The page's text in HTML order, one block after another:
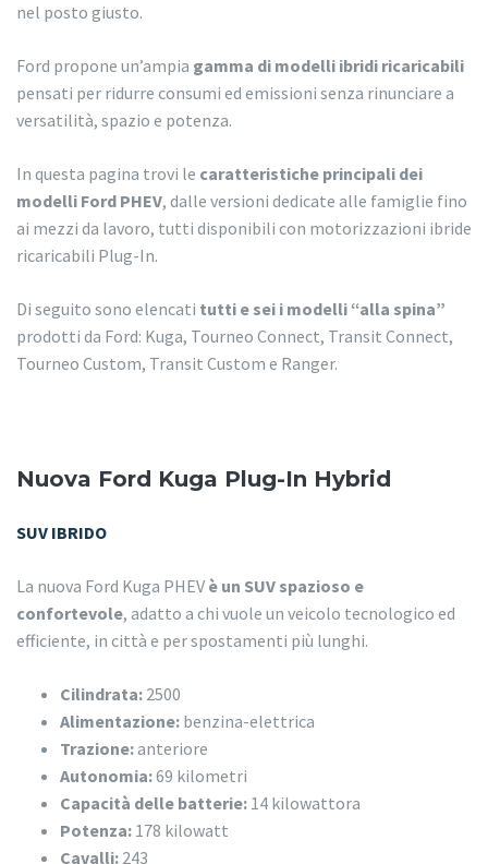
nel posto giusto.
Ford propone un’ampia gamma di modelli ibridi ricaricabili
pensati per ridurre consumi ed emissioni senza rinunciare a
versatilità, spazio e potenza.
In questa pagina trovi le caratteristiche principali dei
modelli Ford PHEV, dalle versioni dedicate alle famiglie fino
ai mezzi da lavoro, tutti disponibili con motorizzazioni ibride
ricaricabili Plug-In.
Di seguito sono elencati tutti e sei i modelli “alla spina”
prodotti da Ford: Kuga, Tourneo Connect, Transit Connect,
Tourneo Custom, Transit Custom e Ranger.
Nuova Ford Kuga Plug-In Hybrid
SUV IBRIDO
La nuova Ford Kuga PHEV è un SUV spazioso e
confortevole, adatto a chi vuole un veicolo tecnologico ed
efficiente, in città e per spostamenti più lunghi.
Cilindrata: 2500
Alimentazione: benzina-elettrica
Trazione:anteriore
Autonomia:69 kilometri
Capacità delle batterie: 14 kilowattora
Potenza: 178 kilowatt
Cavalli: 243